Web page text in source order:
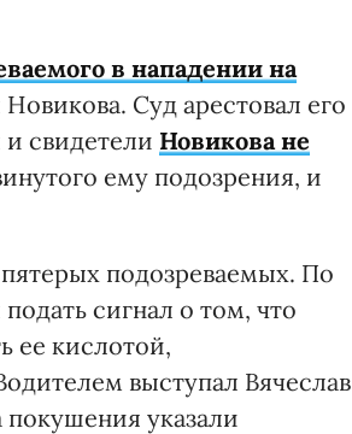
в нападении на
Суд арестовал его
и свидетели Новикова не
ему подозрения, и
подозреваемых. По
сигнал о том, что
ее кислотой,
выступал Вячеслав
покушения указали